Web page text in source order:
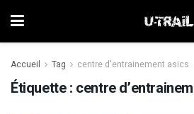
Accueil Tag centre d'entrainement asics
Étiquette : centre